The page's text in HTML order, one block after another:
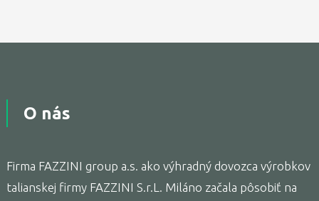
O nás
Firma FAZZINI group a.s. ako výhradný dovozca výrobkov
talianskej firmy FAZZINI S.r.L. Miláno začala pôsobiť na